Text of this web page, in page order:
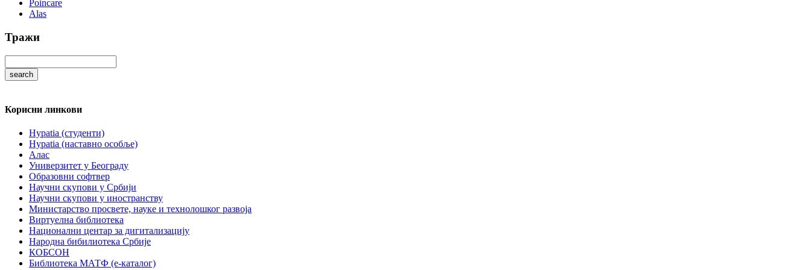
Poincare
Alas
Тражи
Корисни линкови
Hypatia (студенти)
Hypatia (наставно особље)
Алас
Универзитет у Београду
Образовни софтвер
Научни скупови у Србији
Научни скупови у иностранству
Министарство просвете, науке и технолошког развоја
Виртуелна библиотека
Национални центар за дигитализацију
Народна бибилиотека Србије
КОБСОН
Библиотека МАТФ (е-каталог)